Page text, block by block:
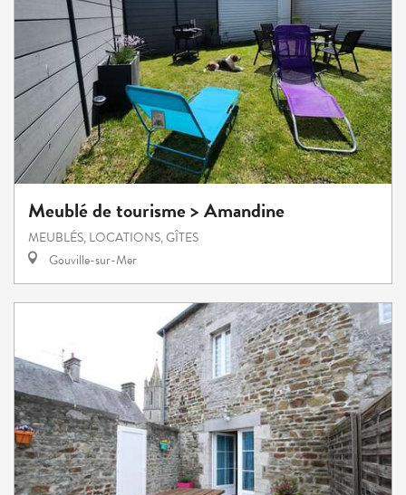
Meublé de tourisme > Amandine
MEUBLÉS, LOCATIONS, GÎTES
Gouville-sur-Mer